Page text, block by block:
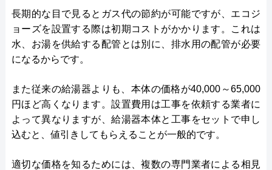
長期的な目で見るとガス代の節約が可能ですが、エコジ
ョーズを設置する際は初期コストがかかります。これは
水、お湯を供給する配管とは別に、排水用の配管が必要
になるからです。
また従来の給湯器よりも、本体の価格が40,000～65,000
円ほど高くなります。設置費用は工事を依頼する業者に
よって異なりますが、給湯器本体と工事をセットで申し
込むと、値引きしてもらえることが一般的です。
適切な価格を知るためには、複数の専門業者による相見